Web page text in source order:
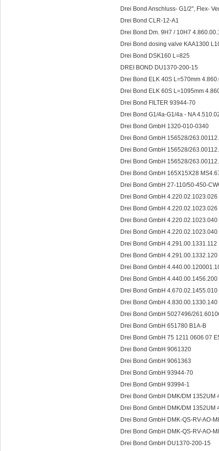
Drei Bond Anschluss- G1/2", Flex-
Drei Bond CLR-12-A1
Drei Bond Dm. 9H7 / 10H7
Drei Bond dosing valve KAA1300
Drei Bond DSK160 L=825
DREI BOND DU1370-200-15
Drei Bond ELK 40S L=570mm
Drei Bond ELK 60S L=1095mm
Drei Bond FILTER 93944-70
Drei Bond G1/4a-G1/4a - NA
Drei Bond GmbH 1320-010-0340
Drei Bond GmbH 156528/
Drei Bond GmbH 156528/
Drei Bond GmbH 156528/
Drei Bond GmbH 165X15X28
Drei Bond GmbH 27-110/50-450-
Drei Bond GmbH 4.220.02.1023.026
Drei Bond GmbH
Drei Bond GmbH 4.220.02.1023.040
Drei Bond GmbH
Drei Bond GmbH 4.291.00.1331.112
Drei Bond GmbH 4.291.00.1332.120
Drei Bond GmbH
Drei Bond GmbH 4.440.00.1456.200
Drei Bond GmbH 4.670.02.1455.010
Drei Bond GmbH 4.830.00.1330.140
Drei Bond GmbH 5027496/
Drei Bond GmbH 651780 B1A-B
Drei Bond GmbH 75 1211 0606 07
Drei Bond GmbH 9061320
Drei Bond GmbH 9061363
Drei Bond GmbH 93944-70
Drei Bond GmbH 93994-1
Drei Bond GmbH DMK/DM
Drei Bond GmbH DMK/DM
Drei Bond GmbH DMK-QS-RV-AO-
Drei Bond GmbH DMK-QS-RV-AO-
Drei Bond GmbH DU1370-200-15